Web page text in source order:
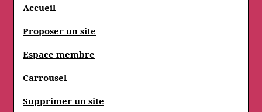
Accueil
Proposer un site
Espace membre
Carrousel
Supprimer un site